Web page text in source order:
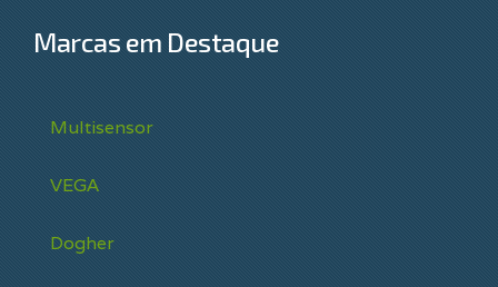
Marcas em Destaque
Multisensor
VEGA
Dogher